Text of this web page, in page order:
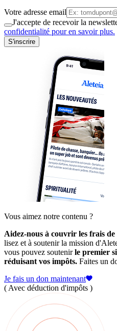
Votre adresse email
J'accepte de recevoir la
confidentialité pour en savoir plus.
S'inscrire
Vous aimez notre contenu ?
Aidez-nous à couvrir les frais
lisez et à soutenir la mission
vous pouvez soutenirle premier
réduisant vos impôts. Faites un
Je fais un don maintenant
( Avec déduction d'impôts )